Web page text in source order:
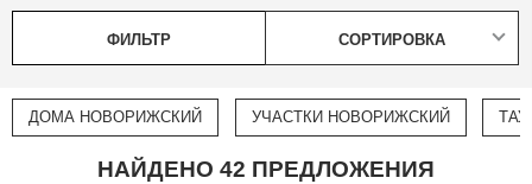
ФИЛЬТР СОРТИРОВКА
ДОМА НОВОРИЖСКИЙ УЧАСТКИ НОВОРИЖСКИЙ
НАЙДЕНО 42 ПРЕДЛОЖЕНИЯ